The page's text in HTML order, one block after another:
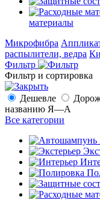
материалы
Микрофибра
распылители, ведра
Фильтр
Фильтр и сортировка
Дешевле
названию Я—А
Все категории